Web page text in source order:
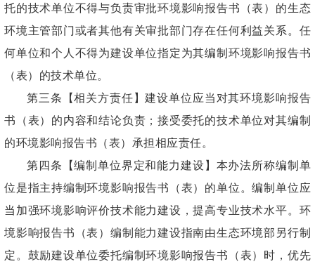
托的技术单位不得与负责审批环境影响报告书（表）的生态
环境主管部门或者其他有关审批部门存在任何利益关系。任
何单位和个人不得为建设单位指定为其编制环境影响报告书
（表）的技术单位。
第三条【相关方责任】建设单位应当对其环境影响报告
书（表）的内容和结论负责；接受委托的技术单位对其编制
的环境影响报告书（表）承担相应责任。
第四条【编制单位界定和能力建设】本办法所称编制单
位是指主持编制环境影响报告书（表）的单位。编制单位应
当加强环境影响评价技术能力建设，提高专业技术水平。环
境影响报告书（表）编制能力建设指南由生态环境部另行制
定。鼓励建设单位委托编制环境影响报告书（表）时，优先